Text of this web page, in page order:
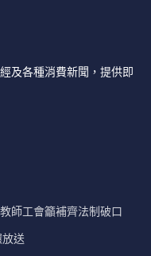
及各種消費新聞，提供即
師工會籲補齊法制破口
送